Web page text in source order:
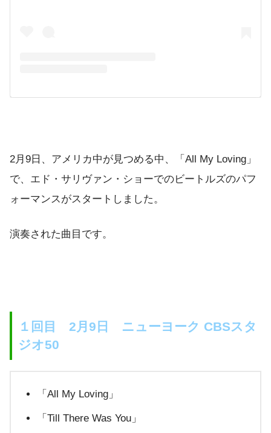
2月9日、アメリカ中が見つめる中、「All My Loving」
で、エド・サリヴァン・ショーでのビートルズのパフ
ォーマンスがスタートしました。
演奏された曲目です。
１回目 2月9日 ニューヨーク CBSスタ
ジオ50
「All My Loving」
「Till There Was You」